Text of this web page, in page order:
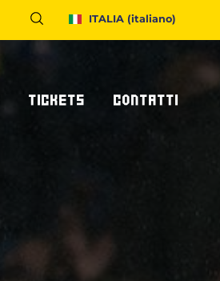
ITALIA (italiano)
TICKETS CONTATTI